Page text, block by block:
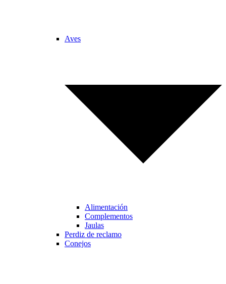
Aves
Alimentación
Complementos
Jaulas
Perdiz de reclamo
Conejos